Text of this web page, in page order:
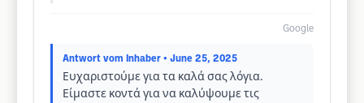
Google
Antwort vom Inhaber • June 25, 2025
Ευχαριστούμε για τα καλά σας λόγια.
Είμαστε κοντά για να καλύψουμε τις